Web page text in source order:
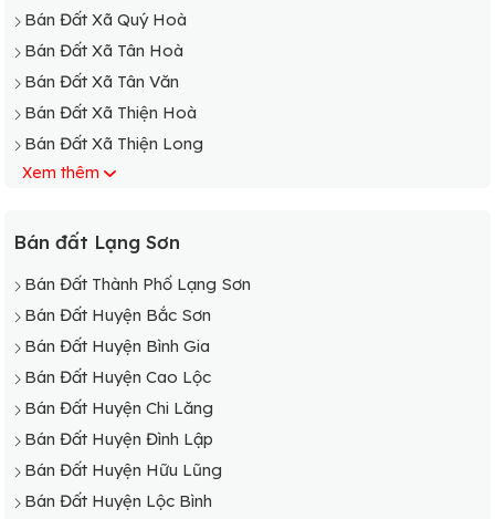
Bán Đất Xã Quý Hoà
Bán Đất Xã Tân Hoà
Bán Đất Xã Tân Văn
Bán Đất Xã Thiện Hoà
Bán Đất Xã Thiện Long
Bán Đất Xã Thiện Thuật
Bán Đất Xã Vĩnh Yên
Xem thêm
Bán đất Lạng Sơn
Bán Đất Thành Phố Lạng Sơn
Bán Đất Huyện Bắc Sơn
Bán Đất Huyện Bình Gia
Bán Đất Huyện Cao Lộc
Bán Đất Huyện Chi Lăng
Bán Đất Huyện Đình Lập
Bán Đất Huyện Hữu Lũng
Bán Đất Huyện Lộc Bình